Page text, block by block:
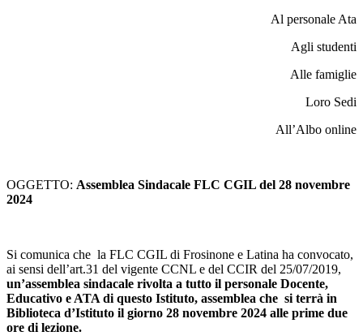
Al personale Ata
Agli studenti
Alle famiglie
Loro Sedi
All’Albo online
OGGETTO: Assemblea Sindacale FLC CGIL del 28 novembre
2024
Si comunica che la FLC CGIL di Frosinone e Latina ha convocato,
ai sensi dell’art.31 del vigente CCNL e del CCIR del 25/07/2019,
un’assemblea sindacale rivolta a tutto il personale Docente,
Educativo e ATA di questo Istituto, assemblea che si terrà in
Biblioteca d’Istituto il giorno 28 novembre 2024 alle prime due
ore di lezione.